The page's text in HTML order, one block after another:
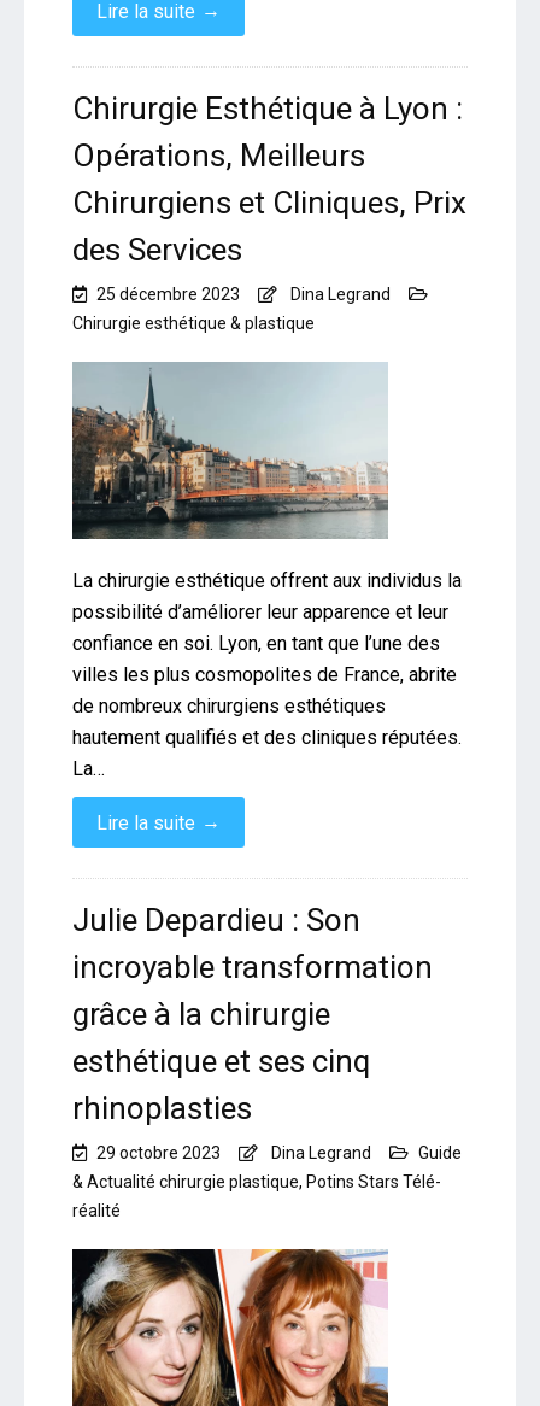
Lire la suite →
Chirurgie Esthétique à Lyon :
Opérations, Meilleurs
Chirurgiens et Cliniques, Prix
des Services
25 décembre 2023
Dina Legrand
Chirurgie esthétique & plastique
La chirurgie esthétique offrent aux individus la
possibilité d’améliorer leur apparence et leur
confiance en soi. Lyon, en tant que l’une des
villes les plus cosmopolites de France, abrite
de nombreux chirurgiens esthétiques
hautement qualifiés et des cliniques réputées.
La…
Lire la suite →
Julie Depardieu : Son
incroyable transformation
grâce à la chirurgie
esthétique et ses cinq
rhinoplasties
29 octobre 2023 Dina Legrand
Guide
& Actualité chirurgie plastique, Potins Stars Télé-
réalité